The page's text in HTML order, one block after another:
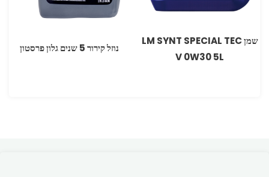
שמן LM SYNT SPECIAL TEC
V 0W30 5L
‏נוזל קירור 5 שנים גלון פרסטון